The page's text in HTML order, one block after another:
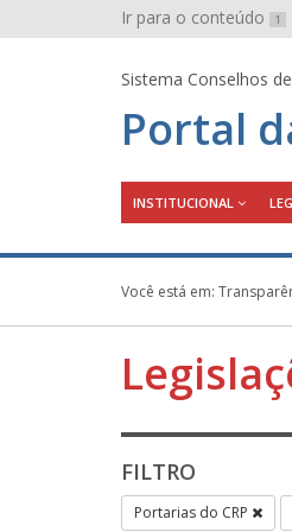
Ir para o conteúdo 1
Sistema Conselhos
Portal
INSTITUCIONAL
Você está em:
FILTRO
Portarias do CRP